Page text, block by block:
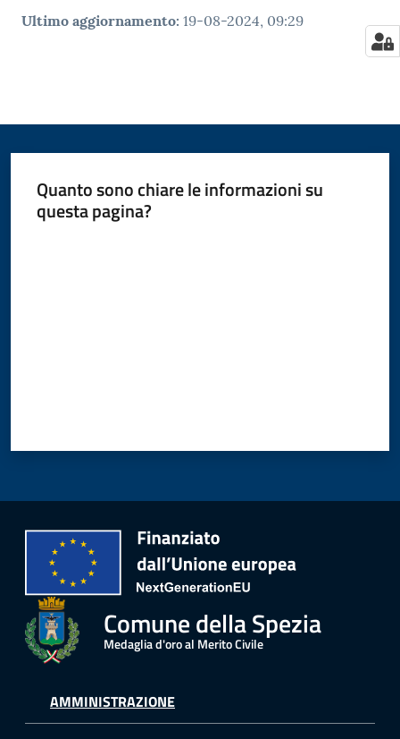
Ultimo aggiornamento: 19-08-2024, 09:29
Quanto sono chiare le informazioni su
questa pagina?
Comune della Spezia
Medaglia d'oro al Merito Civile
AMMINISTRAZIONE